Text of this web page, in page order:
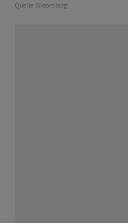
Quelle: Bloomberg